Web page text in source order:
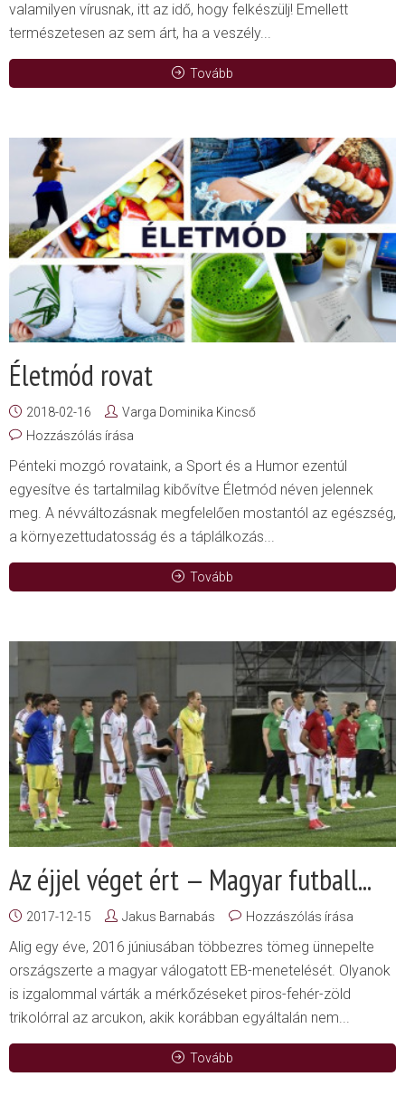
valamilyen vírusnak, itt az idő, hogy felkészülj! Emellett
természetesen az sem árt, ha a veszély...
Tovább
Életmód rovat
2018-02-16
Varga Dominika Kincső
Hozzászólás írása
Pénteki mozgó rovataink, a Sport és a Humor ezentúl
egyesítve és tartalmilag kibővítve Életmód néven jelennek
meg. A névváltozásnak megfelelően mostantól az egészség,
a környezettudatosság és a táplálkozás...
Tovább
Az éjjel véget ért — Magyar futball...
2017-12-15 Jakus Barnabás Hozzászólás írása
Alig egy éve, 2016 júniusában többezres tömeg ünnepelte
országszerte a magyar válogatott EB-menetelését. Olyanok
is izgalommal várták a mérkőzéseket piros-fehér-zöld
trikolórral az arcukon, akik korábban egyáltalán nem...
Tovább